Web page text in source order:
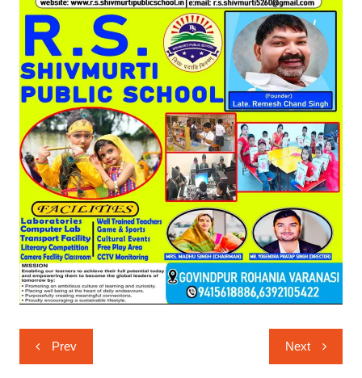
Post
navigation
Prev Next